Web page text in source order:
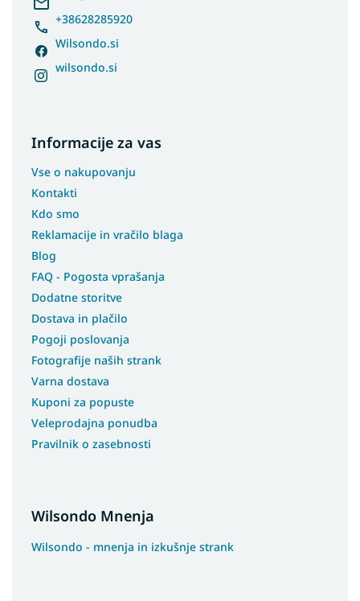
Preproge 250x350
Preproge 133x190
Preproge 240x305
Preproge 133x195
Preproge 150x80
+38628285920
Wilsondo.si
wilsondo.si
Informacije za vas
Vse o nakupovanju
Kontakti
Kdo smo
Reklamacije in vračilo blaga
Blog
FAQ - Pogosta vprašanja
Dodatne storitve
Dostava in plačilo
Pogoji poslovanja
Fotografije naših strank
Varna dostava
Kuponi za popuste
Veleprodajna ponudba
Pravilnik o zasebnosti
Wilsondo Mnenja
Wilsondo - mnenja in izkušnje strank